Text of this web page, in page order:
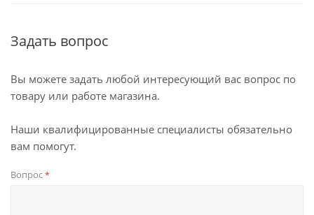
Задать вопрос
Вы можете задать любой интересующий вас вопрос по
товару или работе магазина.
Наши квалифицированные специалисты обязательно
вам помогут.
Вопрос*